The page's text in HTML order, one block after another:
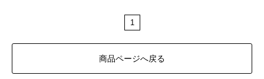
1
商品ページへ戻る